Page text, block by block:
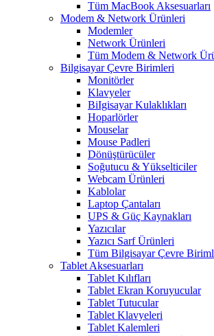
Tüm MacBook Aksesuarları
Modem & Network Ürünleri
Modemler
Network Ürünleri
Tüm Modem & Network
Bilgisayar Çevre Birimleri
Monitörler
Klavyeler
BiIgisayar Kulaklıkları
Hoparlörler
Mouselar
Mouse Padleri
Dönüştürücüler
Soğutucu & Yükselticiler
Webcam Ürünleri
Kablolar
Laptop Çantaları
UPS & Güç Kaynakları
Yazıcılar
Yazıcı Sarf Ürünleri
Tüm Bilgisayar Çevre
Tablet Aksesuarları
Tablet Kılıfları
Tablet Ekran Koruyucular
Tablet Tutucular
Tablet Klavyeleri
Tablet Kalemleri